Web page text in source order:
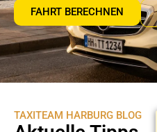
FAHRT BERECHNEN
TAXITEAM HARBURG BLOG